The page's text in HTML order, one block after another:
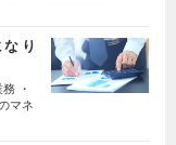
り
・
マネ